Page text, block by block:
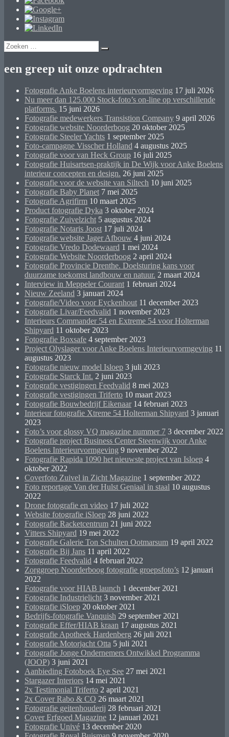
Zoeken
naar:
Zoeken
een greep uit onze opdrachten
Fotografie Anke Boelens interieurvormgeving 17 juli 2026
Nu meer dan 125.000 Stock-foto’s on-line op verschillende
platforms. 15 juni 2026
Fotografie medewerkers Transistion Company 9 april 2026
Fotografie website Noorderboog 20 oktober 2025
Fotografie Steeler Yachts 1 september 2025
Foto-campagne Visscher Holland 4 augustus 2025
Fotografie voor van Heck Group 16 juli 2025
Fotografie Huisartsen-praktijk in De Wijk voor Anke Boelens
interieur concepten en design. 26 juni 2025
Fotografie voor de website van Siltech 10 juni 2025
Fotografie Baby Planet 7 mei 2025
Fotografie Agrifirm 10 maart 2025
Product fotografie Dyka 3 oktober 2024
Fotografie Zuivelzicht 5 augustus 2024
Fotografie Notaris Joost 17 juli 2024
Fotografie website Jager Afbouw 4 juni 2024
Fotografie Vredo Dodewaard 1 mei 2024
Fotografie Website Noorderboog 2 april 2024
Fotografie Provincie Drenthe. Doelsturing kans voor
duurzame toekomst landbouw en natuur. 2 maart 2024
Interview in Meppeler Courant 1 februari 2024
Nieuw Zeeland 3 januari 2024
Fotografie/Video voor Eyckenhout 11 december 2023
Fotografie Livar/Feedvalid 1 november 2023
Interieurs Commander 54 en Extreme 54 voor Holterman
Shipyard 11 oktober 2023
Fotografie Boxsafe 4 september 2023
Project Olyslager voor Anke Boelens Interieurvormgeving 11
augustus 2023
Fotografie nieuw model Isloep 3 juli 2023
Fotografie Starck Int. 2 juni 2023
Fotografie vestigingen Feedvalid 8 mei 2023
Fotografie vestigingen Triferto 10 maart 2023
Fotografie Bouwbedrijf Eikenaar 14 februari 2023
Interieur fotografie Xtreme 54 Holterman Shipyard 3 januari
2023
Foto’s voor glossy VQ magazine nummer 7 3 december 2022
Fotografie project Business Center Steenwijk voor Anke
Boelens Interieurvormgeving 9 november 2022
Fotografie Rapida 1090 het nieuwste project van Isloep 4
oktober 2022
Coverfoto Zuivel in Zicht Magazine 1 september 2022
Foto reportage Van der Hulst Geniaal in staal 10 augustus
2022
Drone fotografie en video 17 juli 2022
Website fotografie iSloep 28 juni 2022
Fotografie Racketcentrum 21 juni 2022
Vitters Shipyard 19 mei 2022
Fotografie Galerie Ton Schulten Ootmarsum 19 april 2022
Fotografie Bij Jans 11 april 2022
Fotografie Feedvalid 4 februari 2022
Zorggroep Noorderboog fotografie groepsfoto’s 12 januari
2022
Fotografie voor HIAB launch 1 december 2021
Fotografie Industrielicht 3 november 2021
Fotografie iSloep 20 oktober 2021
Bedrijfs-fotografie Vanquish 29 september 2021
Fotografie Effer/HIAB kraan 17 augustus 2021
Fotografie Apotheek Hardenberg 26 juli 2021
Fotografie Motorjacht Otta 5 juli 2021
Fotografie Jonge Ondernemers Ontwikkel Programma
(JOOP) 3 juni 2021
Aanbieding Fotoboek Eye See 27 mei 2021
Stargazer Interiors 14 mei 2021
2x Testimonial Triferto 2 april 2021
2x Cover Rabo & CO 26 maart 2021
Fotografie geitenhouderij 28 februari 2021
Cover Erfgoed Magazine 12 januari 2021
Fotografie Univé 13 december 2020